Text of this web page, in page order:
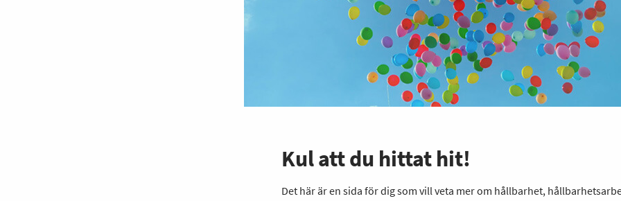
Kul att du hittat hit!
Det här är en sida för dig som vill veta mer om hållbarhet,